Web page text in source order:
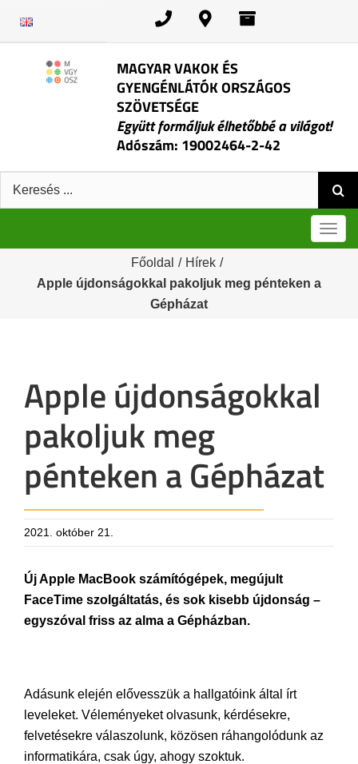
MAGYAR VAKOK ÉS
GYENGÉNLÁTÓK ORSZÁGOS
SZÖVETSÉGE
Együtt formáljuk élhetőbbé a világot!
Adószám: 19002464-2-42
Keresés:
Főoldal / Hírek /
Apple újdonságokkal pakoljuk meg pénteken a
Gépházat
Apple újdonságokkal
pakoljuk meg
pénteken a Gépházat
2021. október 21.
Új Apple MacBook számítógépek, megújult
FaceTime szolgáltatás, és sok kisebb újdonság –
egyszóval friss az alma a Gépházban.
Adásunk elején elővesszük a hallgatóink által írt
leveleket. Véleményeket olvasunk, kérdésekre,
felvetésekre válaszolunk, közösen ráhangolódunk az
informatikára, csak úgy, ahogy szoktuk.